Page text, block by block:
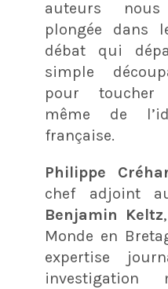
auteurs
plongée dans
débat qui
simple
pour toucher
même de
française.
Philippe
chef adjoint
Benjamin Keltz
Monde en
expertise
investigation